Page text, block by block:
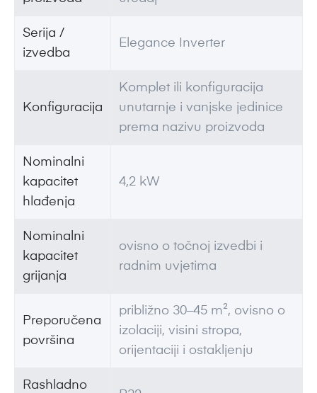
Serija /
izvedba
Elegance Inverter
Konfiguracija
Komplet ili konfiguracija
unutarnje i vanjske jedinice
prema nazivu proizvoda
Nominalni
kapacitet
hlađenja
4,2 kW
Nominalni
kapacitet
grijanja
ovisno o točnoj izvedbi i
radnim uvjetima
Preporučena
površina
približno 30–45 m², ovisno o
izolaciji, visini stropa,
orijentaciji i ostakljenju
Rashladno